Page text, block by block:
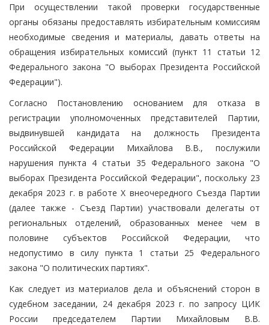
При осуществлении такой проверки государственные
органы обязаны предоставлять избирательным комиссиям
необходимые сведения и материалы, давать ответы на
обращения избирательных комиссий (пункт 11 статьи 12
Федерального закона "О выборах Президента Российской
Федерации").
Согласно Постановлению основанием для отказа в
регистрации уполномоченных представителей Партии,
выдвинувшей кандидата на должность Президента
Российской Федерации Михайлова В.В., послужили
нарушения пункта 4 статьи 35 Федерального закона "О
выборах Президента Российской Федерации", поскольку 23
декабря 2023 г. в работе X внеочередного Съезда Партии
(далее также - Съезд Партии) участвовали делегаты от
региональных отделений, образованных менее чем в
половине субъектов Российской Федерации, что
недопустимо в силу пункта 1 статьи 25 Федерального
закона "О политических партиях".
Как следует из материалов дела и объяснений сторон в
судебном заседании, 24 декабря 2023 г. по запросу ЦИК
России председателем Партии Михайловым В.В.